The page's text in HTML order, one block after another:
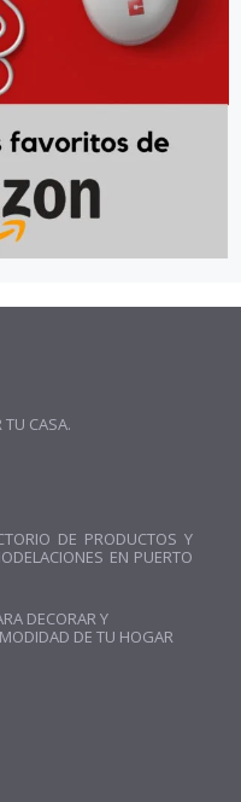
TU CASA.
DE PRODUCTOS Y
EN PUERTO
DECORAR Y
DE TU HOGAR